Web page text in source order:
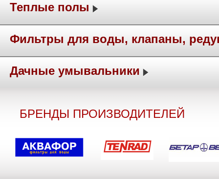
Теплые полы
Фильтры для воды, клапаны,
Дачные умывальники
БРЕНДЫ ПРОИЗВОДИТЕЛЕЙ